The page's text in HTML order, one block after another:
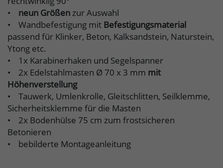
• neun Größenzur Auswahl
• Wandbefestigung mit Befestigungsmaterial
passend für Klinker, Beton, Kalksandstein, Naturstein,
Ytong etc.
• 1x Karabinerhaken und Segelspanner
• 2x Edelstahlmasten Ø 70 x 3 mm mit
Höhenverstellung
• Tauwerk, Umlenkrolle, Gleitschlitten, Seilklemme,
Sicherheitsklemme für die Masten
• 2x Bodenhülse 75 cm zum frostsicheren
Betonieren
• bebilderte Montageanleitung